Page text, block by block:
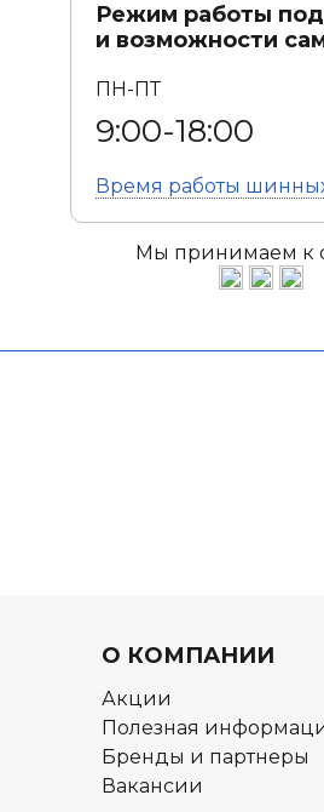
Режим работы
и возможности
ПН-ПТ
9:00-18:00
Время работы
Мы принимаем к
О КОМПАНИИ
Акции
Полезная
Бренды и партнеры
Вакансии